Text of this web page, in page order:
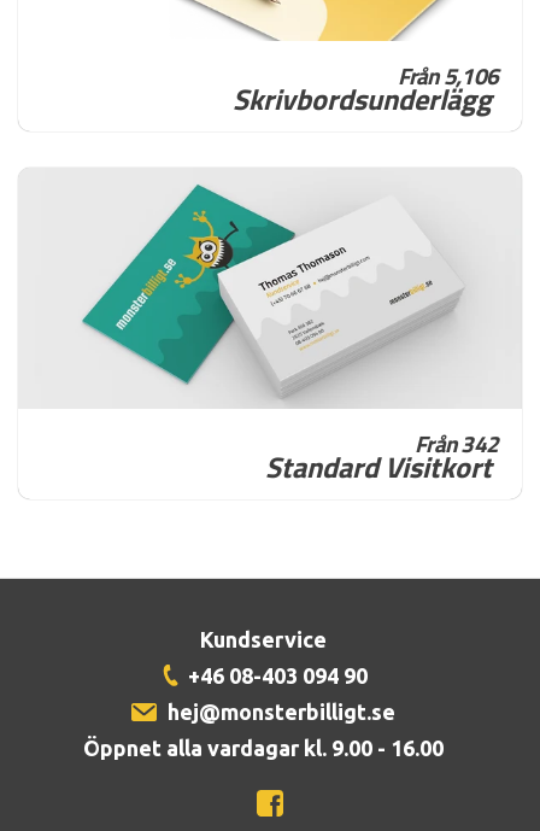
Från 5,106
Skrivbordsunderlägg
Från 342
Standard Visitkort
Kundservice
+46 08-403 094 90
hej@monsterbilligt.se
Öppnet alla vardagar kl. 9.00 - 16.00